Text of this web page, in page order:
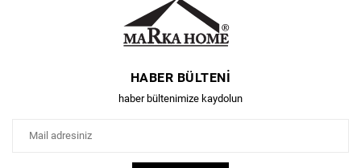
HABER BÜLTENI
haber bültenimize kaydolun